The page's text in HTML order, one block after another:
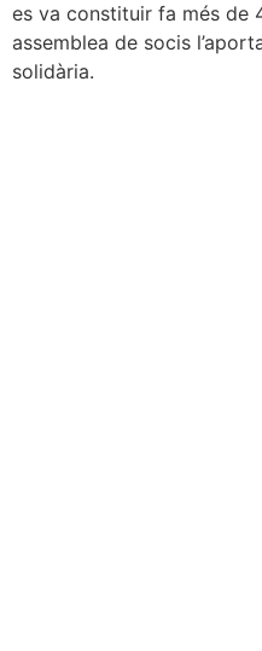
es va constituir fa més de
assemblea de socis
solidària.